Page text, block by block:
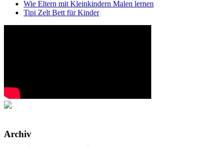
Wie Eltern mit Kleinkindern Malen lernen
Tipi Zelt Bett für Kinder
Archiv